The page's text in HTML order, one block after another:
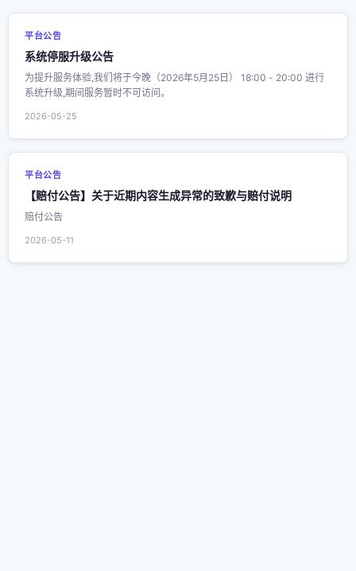
平台公告
系统停服升级公告
为提升服务体验,我们将于今晚（2026年5月25日） 18:00 - 20:00 进行
系统升级,期间服务暂时不可访问。
2026-05-25
平台公告
【赔付公告】关于近期内容生成异常的致歉与赔付说明
赔付公告
2026-05-11